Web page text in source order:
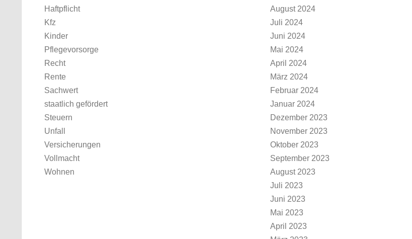
Haftpflicht
Kfz
Kinder
Pflegevorsorge
Recht
Rente
Sachwert
staatlich gefördert
Steuern
Unfall
Versicherungen
Vollmacht
Wohnen
August 2024
Juli 2024
Juni 2024
Mai 2024
April 2024
März 2024
Februar 2024
Januar 2024
Dezember 2023
November 2023
Oktober 2023
September 2023
August 2023
Juli 2023
Juni 2023
Mai 2023
April 2023